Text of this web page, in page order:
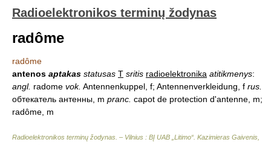
Radioelektronikos terminų žodynas
radôme
radôme
antenos aptakas statusas T sritis radioelektronika atitikmenys:
angl. radome vok. Antennenkuppel, f; Antennenverkleidung, f rus.
обтекатель антенны, m pranc. capot de protection d'antenne, m;
radôme, m
Radioelektronikos terminų žodynas. – Vilnius : BĮ UAB „Litimo“ Kazimieras Gaivenis,